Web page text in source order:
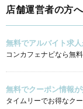
店舗運営者の方へ
無料でアルバイト求人
コンカフェナビなら無
無料でクーポン情報が
タイムリーでお得なク